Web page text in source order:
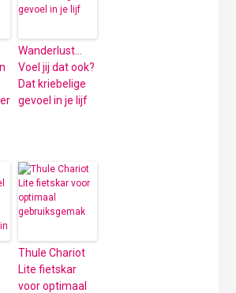
Wanderlust…
Voel jij dat ook?
Dat kriebelige
gevoel in je lijf
Thule Chariot
Lite fietskar
voor optimaal